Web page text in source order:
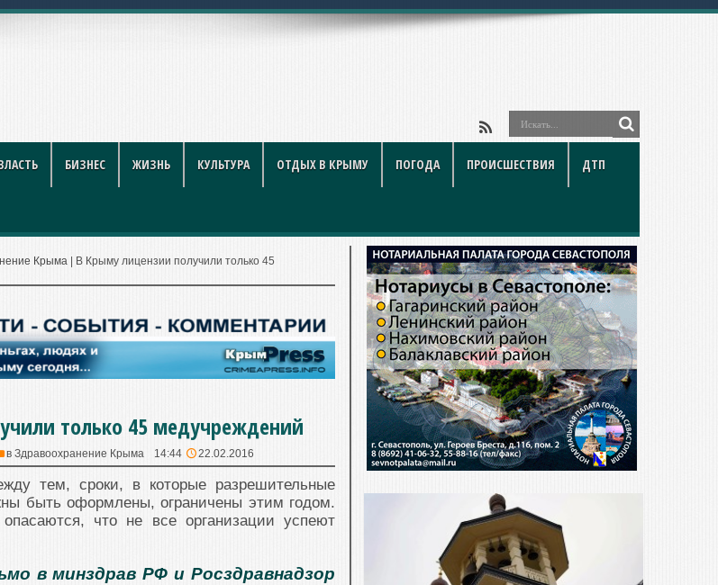
для
БИЗНЕС ЖИЗНЬ КУЛЬТУРА ОТДЫХ В КРЫМУ ПОГОДА ПРОИСШЕСТВИЯ ДТП
Крыма
В Крыму лицензии получили только 45
только 45 медучреждений
в Здравоохранение Крыма 14:44 22.02.2016
тем, сроки, в которые разрешительные
быть оформлены, ограничены этим годом.
что не все организации успеют
в минздрав РФ и Росздравнадзор